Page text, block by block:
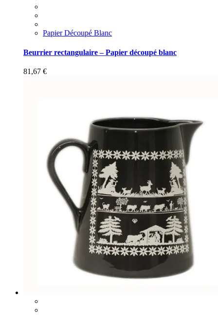
Papier Découpé Blanc
Beurrier rectangulaire – Papier découpé blanc
81,67 €